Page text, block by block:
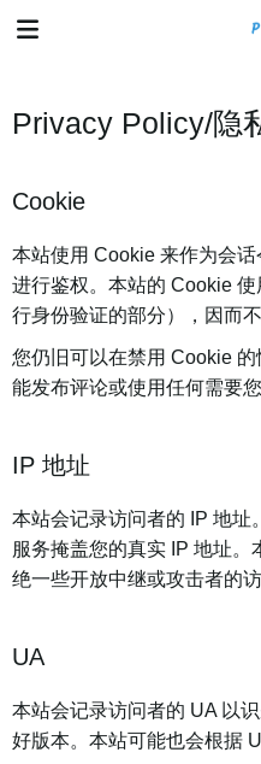
Privacy Policy/隐
Cookie
本站使用 Cookie 来作为会
进行鉴权。本站的 Cookie
行身份验证的部分），因而
您仍旧可以在禁用 Cookie
能发布评论或使用任何需要您
IP 地址
本站会记录访问者的 IP 地址
服务掩盖您的真实 IP 地址
绝一些开放中继或攻击者的访
UA
本站会记录访问者的 UA 以
好版本。本站可能也会根据